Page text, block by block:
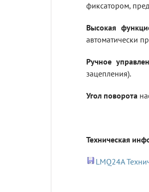
фиксатором,
Высокая
автоматически
Ручное
зацепления).
Угол поворота
Техническая
LMQ24A